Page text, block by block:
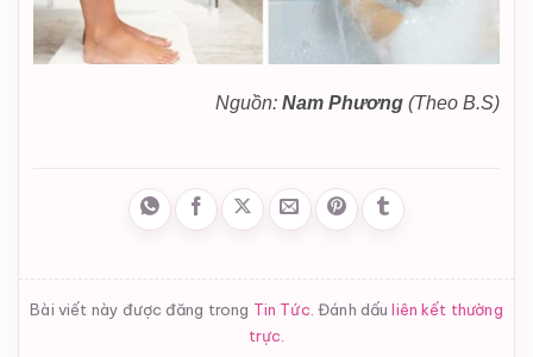
Nguồn: Nam Phương (Theo B.S)
Bài viết này được đăng trong Tin Tức . Đánh dấuliên kết thường
trực